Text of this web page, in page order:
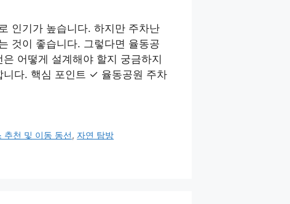
인기가 높습니다. 하지만 주차난
것이 좋습니다. 그렇다면 율동공
어떻게 설계해야 할지 궁금하지
니다. 핵심 포인트 ✓ 율동공원 주차
추천 및 이동 동선, 자연 탐방